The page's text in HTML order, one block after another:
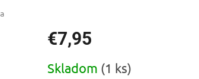
€7,95
cena:
Skladom (1 ks)